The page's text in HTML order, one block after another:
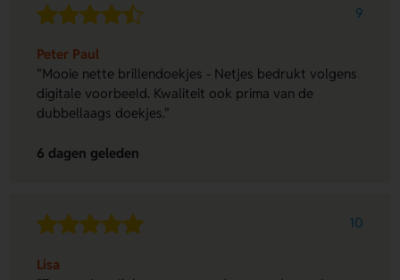
9
Peter Paul
"Mooie nette brillendoekjes - Netjes bedrukt volgens
digitale voorbeeld. Kwaliteit ook prima van de
dubbellaags doekjes."
6 dagen geleden
10
Lisa